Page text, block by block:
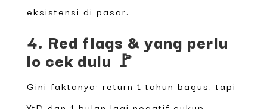
eksistensi di pasar.
4. Red flags & yang perlu
lo cek dulu 🚩
Gini faktanya: return 1 tahun bagus, tapi